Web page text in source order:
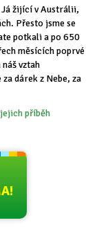
žijící v Austrálii,
Přesto jsme se
potkali a po 650
měsících poprvé
vztah
za dárek z Nebe, za
příběh